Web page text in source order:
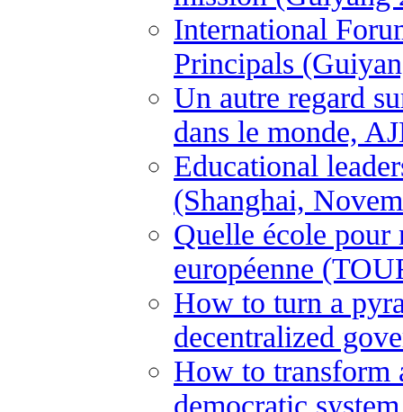
International
Principals
Un autre regard
dans le monde,
Educational
(Shanghai,
Quelle école pour
européenne
How to turn a
decentralized
How to transform
democratic